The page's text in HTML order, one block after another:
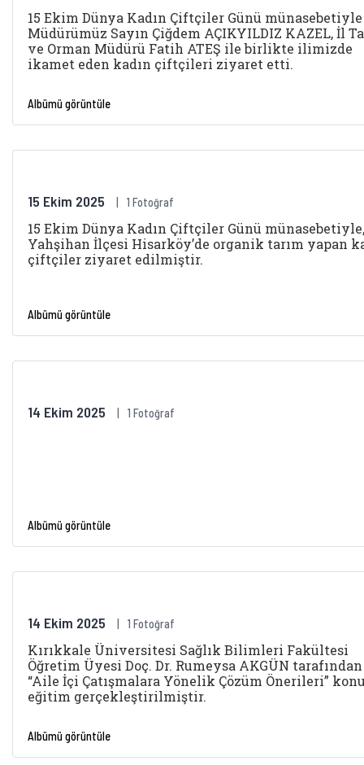
15 Ekim Dünya Kadın Çiftçiler Günü
Müdürümüz Sayın Çiğdem AÇIKYILDIZ KAZEL, İl
ve Orman Müdürü Fatih ATEŞ ile birlikte ilimizde
ikamet eden kadın çiftçileri ziyaret etti.
Albümü görüntüle
15 Ekim 2025 1 Fotoğraf
15 Ekim Dünya Kadın Çiftçiler Günü münasebetiyle,
Yahşihan İlçesi Hisarköy’de organik tarım yapan
çiftçiler ziyaret edilmiştir.
Albümü görüntüle
14 Ekim 2025 1 Fotoğraf
Albümü görüntüle
14 Ekim 2025 1 Fotoğraf
Kırıkkale Üniversitesi Sağlık Bilimleri Fakültesi
Öğretim Üyesi Doç. Dr. Rumeysa AKGÜN tarafından
“Aile İçi Çatışmalara Yönelik Çözüm Önerileri”
eğitim gerçekleştirilmiştir.
Albümü görüntüle